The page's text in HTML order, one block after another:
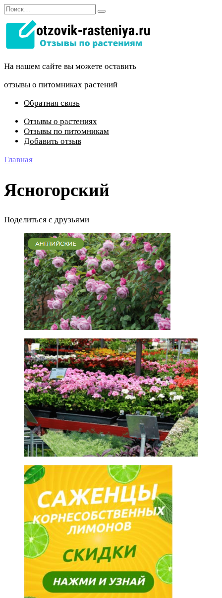
Перейти
содержанию
Search
На нашем сайте вы можете оставить
отзывы о питомниках растений
Обратная связь
Отзывы о растениях
Отзывы по питомникам
Добавить отзыв
Главная
Ясногорский
Поделиться с друзьями